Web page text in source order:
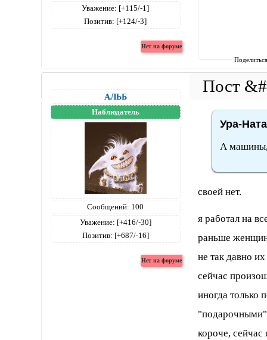
Уважение: [+115/-1]
Позитив: [+124/-3]
АЛЬБ
Наблюдатель
Сообщений: 100
Уважение: [+416/-30]
Позитив: [+687/-16]
Ура-
А машины,
своей нет.
я работал на
раньше
не так давно
сейчас
иногда только
"подарочными"
короче,